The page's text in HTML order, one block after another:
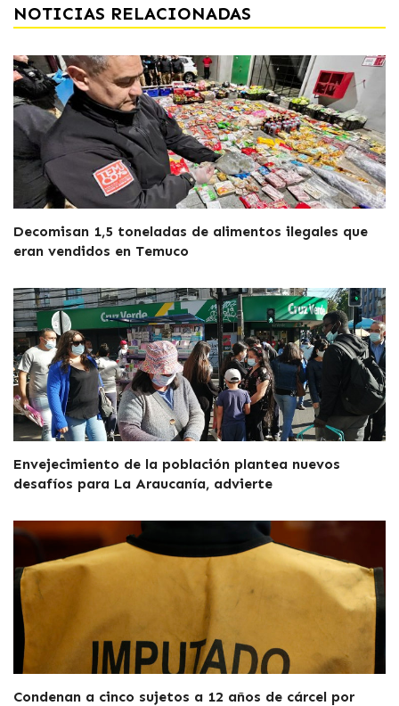
NOTICIAS RELACIONADAS
Decomisan 1,5 toneladas de alimentos ilegales que
eran vendidos en Temuco
Envejecimiento de la población plantea nuevos
desafíos para La Araucanía, advierte
Condenan a cinco sujetos a 12 años de cárcel por